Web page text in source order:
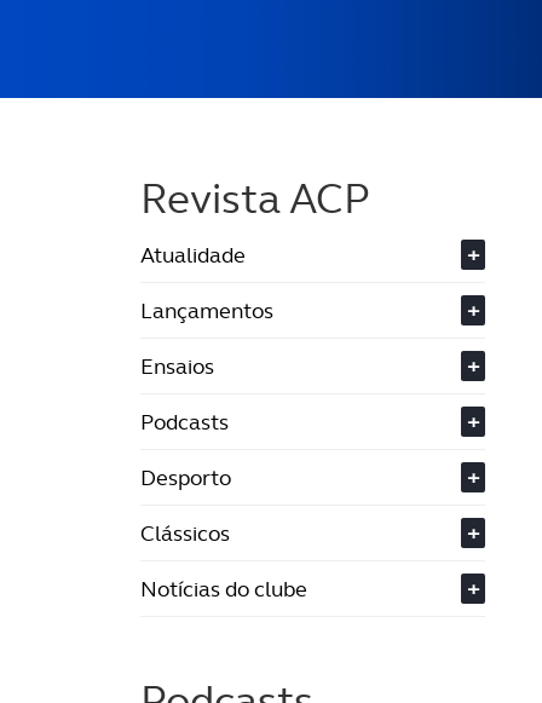
Revista ACP
Atualidade
+
Lançamentos
+
Ensaios
+
Podcasts
+
Desporto
+
Clássicos
+
Notícias do clube
+